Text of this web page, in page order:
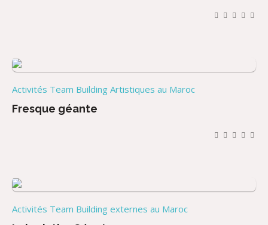
Activités Team Building Artistiques au Maroc
Fresque géante
Activités Team Building externes au Maroc